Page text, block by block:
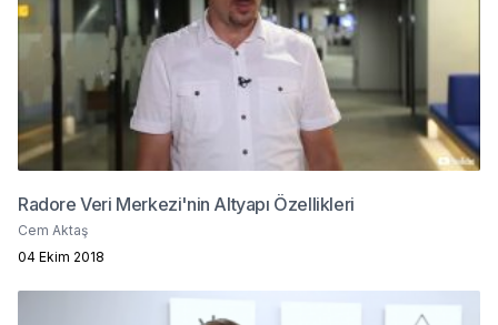
Radore Veri Merkezi'nin Altyapı Özellikleri
Cem Aktaş
04 Ekim 2018